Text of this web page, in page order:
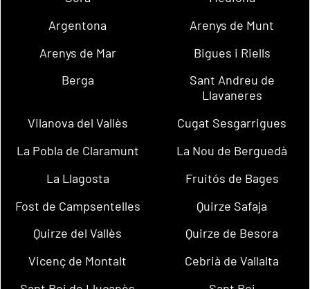
Argentona
Arenys de Munt
Arenys de Mar
Bigues i Riells
Berga
Sant Andreu de
Llavaneres
Vilanova del Vallès
Cugat Sesgarrigues
La Pobla de Claramunt
La Nou de Berguedà
La Llagosta
Fruitós de Bages
Fost de Campsentelles
Quirze Safaja
Quirze del Vallès
Quirze de Besora
Vicenç de Montalt
Cebrià de Vallalta